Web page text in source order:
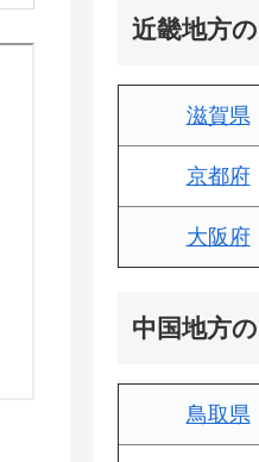
近畿地方
滋賀県
京都府
大阪府
中国地方
鳥取県